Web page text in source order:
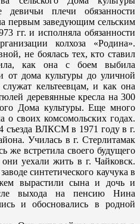
плечи обязанности
первым заведующим сельским
гг. и исполняла обязанности
колхоза «Родина».
не боялась тех, кто ставил
как она с боем выбила
от дома культуры до уличной
кельтеевцам, и как она
деревянные кресла на 300
Дома культуры. Еще много
о своих комсомольских годах.
съезда ВЛКСМ в 1971 году в г.
Училась в г. Стерлитамак
же встретила своего будущего
уехали жить в г. Чайковск.
синтетического каучука в
вырастили сына и дочь и
выхода на пенсию Нина
и обосновались в родной